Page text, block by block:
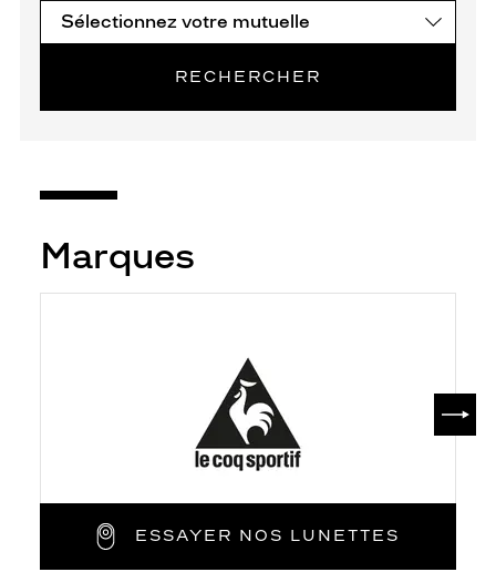
RECHERCHER
Marques
ESSAYER NOS LUNETTES